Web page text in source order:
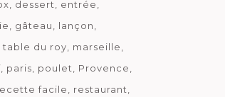
dessert
entrée
gâteau
lançon
table du roy
marseille
paris poulet
Provence
facile
restaurant